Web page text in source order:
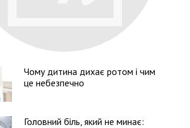
Чому дитина дихає ротом і чим
це небезпечно
Головний біль, який не минає: